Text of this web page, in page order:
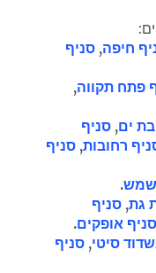
חיפה, סניף
פתח תקווה,
ים, סניף
רחובות, סניף
שמש.
גת, סניף
סניף אופקים.
סיטי, סניף